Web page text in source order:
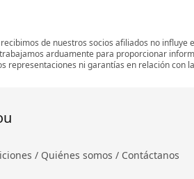
de nuestros socios afiliados no
arduamente para proporcionar
representaciones ni garantías en relación con
/ Quiénes somos / Contáctanos